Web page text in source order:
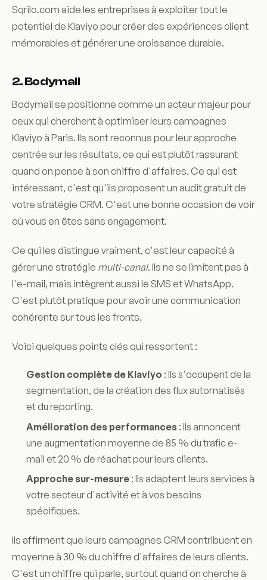
Sqrilo.com aide les entreprises à exploiter tout le
potentiel de Klaviyo pour créer des expériences client
mémorables et générer une croissance durable.
2. Bodymail
Bodymail se positionne comme un acteur majeur pour
ceux qui cherchent à optimiser leurs campagnes
Klaviyo à Paris. Ils sont reconnus pour leur approche
centrée sur les résultats, ce qui est plutôt rassurant
quand on pense à son chiffre d'affaires. Ce qui est
intéressant, c'est qu'ils proposent un audit gratuit de
votre stratégie CRM. C'est une bonne occasion de voir
où vous en êtes sans engagement.
Ce qui les distingue vraiment, c'est leur capacité à
gérer une stratégie multi-canal. Ils ne se limitent pas à
l'e-mail, mais intègrent aussi le SMS et WhatsApp.
C'est plutôt pratique pour avoir une communication
cohérente sur tous les fronts.
Voici quelques points clés qui ressortent :
Gestion complète de Klaviyo : Ils s'occupent de la
segmentation, de la création des flux automatisés
et du reporting.
Amélioration des performances : Ils annoncent
une augmentation moyenne de 85 % du trafic e-
mail et 20 % de réachat pour leurs clients.
Approche sur-mesure : Ils adaptent leurs services à
votre secteur d'activité et à vos besoins
spécifiques.
Ils affirment que leurs campagnes CRM contribuent en
moyenne à 30 % du chiffre d'affaires de leurs clients.
C'est un chiffre qui parle, surtout quand on cherche à